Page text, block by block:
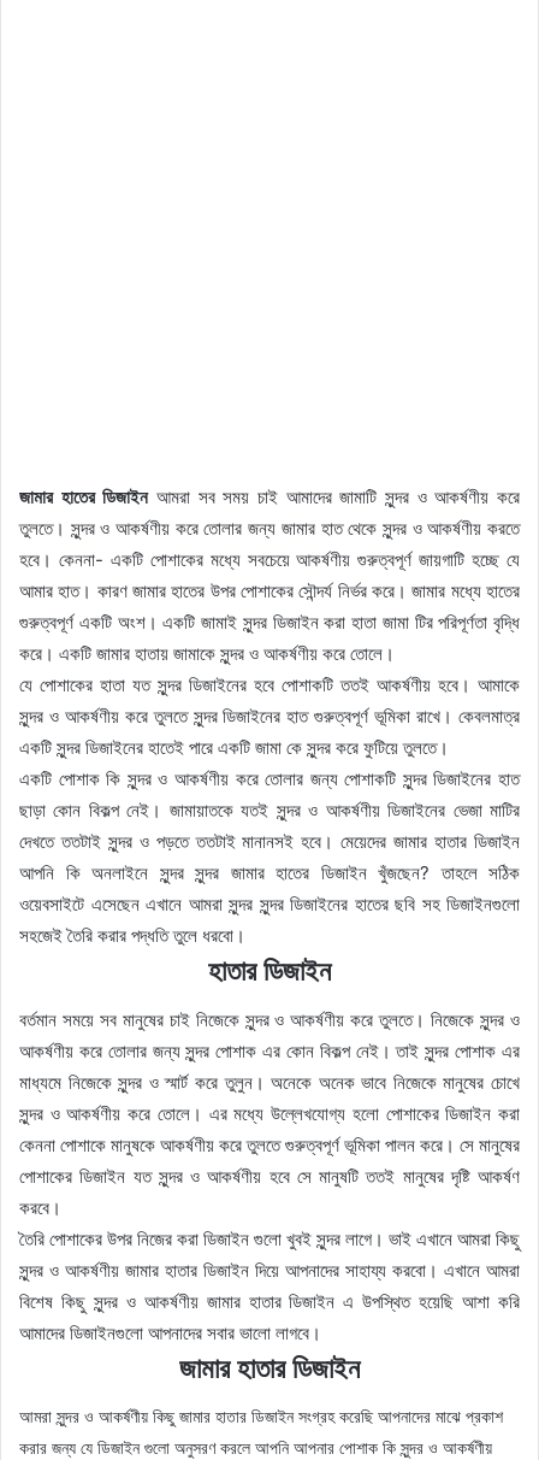
জামার হাতের ডিজাইনআমরা সব সময় চাই আমাদের জামাটি সুন্দর ও আকর্ষণীয় করে
তুলতে। সুন্দর ও আকর্ষণীয় করে তোলার জন্য জামার হাত থেকে সুন্দর ও আকর্ষণীয় করতে
হবে। কেননা- একটি পোশাকের মধ্যে সবচেয়ে আকর্ষণীয় গুরুত্বপূর্ণ জায়গাটি হচ্ছে যে
আমার হাত। কারণ জামার হাতের উপর পোশাকের সৌন্দর্য নির্ভর করে। জামার মধ্যে হাতের
গুরুত্বপূর্ণ একটি অংশ। একটি জামাই সুন্দর ডিজাইন করা হাতা জামা টির পরিপূর্ণতা বৃদ্ধি
করে। একটি জামার হাতায় জামাকে সুন্দর ও আকর্ষণীয় করে তোলে।
যে পোশাকের হাতা যত সুন্দর ডিজাইনের হবে পোশাকটি ততই আকর্ষণীয় হবে। আমাকে
সুন্দর ও আকর্ষণীয় করে তুলতে সুন্দর ডিজাইনের হাত গুরুত্বপূর্ণ ভূমিকা রাখে। কেবলমাত্র
একটি সুন্দর ডিজাইনের হাতেই পারে একটি জামা কে সুন্দর করে ফুটিয়ে তুলতে।
একটি পোশাক কি সুন্দর ও আকর্ষণীয় করে তোলার জন্য পোশাকটি সুন্দর ডিজাইনের হাত
ছাড়া কোন বিকল্প নেই। জামায়াতকে যতই সুন্দর ও আকর্ষণীয় ডিজাইনের ভেজা মাটির
দেখতে ততটাই সুন্দর ও পড়তে ততটাই মানানসই হবে। মেয়েদের জামার হাতার ডিজাইন
আপনি কি অনলাইনে সুন্দর সুন্দর জামার হাতের ডিজাইন খুঁজছেন? তাহলে সঠিক
ওয়েবসাইটে এসেছেন এখানে আমরা সুন্দর সুন্দর ডিজাইনের হাতের ছবি সহ ডিজাইনগুলো
সহজেই তৈরি করার পদ্ধতি তুলে ধরবো।
হাতার ডিজাইন
বর্তমান সময়ে সব মানুষের চাই নিজেকে সুন্দর ও আকর্ষণীয় করে তুলতে। নিজেকে সুন্দর ও
আকর্ষণীয় করে তোলার জন্য সুন্দর পোশাক এর কোন বিকল্প নেই। তাই সুন্দর পোশাক এর
মাধ্যমে নিজেকে সুন্দর ও স্মার্ট করে তুলুন। অনেকে অনেক ভাবে নিজেকে মানুষের চোখে
সুন্দর ও আকর্ষণীয় করে তোলে। এর মধ্যে উল্লেখযোগ্য হলো পোশাকের ডিজাইন করা
কেননা পোশাকে মানুষকে আকর্ষণীয় করে তুলতে গুরুত্বপূর্ণ ভূমিকা পালন করে। সে মানুষের
পোশাকের ডিজাইন যত সুন্দর ও আকর্ষণীয় হবে সে মানুষটি ততই মানুষের দৃষ্টি আকর্ষণ
করবে।
তৈরি পোশাকের উপর নিজের করা ডিজাইন গুলো খুবই সুন্দর লাগে। ভাই এখানে আমরা কিছু
সুন্দর ও আকর্ষণীয় জামার হাতার ডিজাইন দিয়ে আপনাদের সাহায্য করবো। এখানে আমরা
বিশেষ কিছু সুন্দর ও আকর্ষণীয় জামার হাতার ডিজাইন এ উপস্থিত হয়েছি আশা করি
আমাদের ডিজাইনগুলো আপনাদের সবার ভালো লাগবে।
জামার হাতার ডিজাইন
আমরা সুন্দর ও আকর্ষণীয় কিছু জামার হাতার ডিজাইন সংগ্রহ করেছি আপনাদের মাঝে প্রকাশ
করার জন্য যে ডিজাইন গুলো অনুসরণ করলে আপনি আপনার পোশাক কি সুন্দর ও আকর্ষণীয়